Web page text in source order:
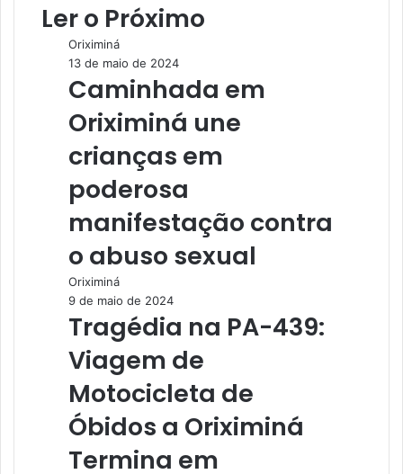
i
tLer o Próximo
Oriximiná
13 de maio de 2024
Caminhada em
Oriximiná une
crianças em
poderosa
manifestação contra
o abuso sexual
Oriximiná
9 de maio de 2024
Tragédia na PA-439:
Viagem de
Motocicleta de
Óbidos a Oriximiná
Termina em